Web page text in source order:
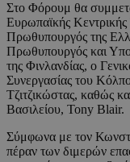
Στο Φόρουμ θα
Ευρωπαϊκής
Πρωθυπουργός της
Πρωθυπουργός και
της Φινλανδίας, ο
Συνεργασίας του
Τζιτζικώστας, καθώς
Βασιλείου, Tony Blair.
Σύμφωνα με τον
πέραν των διμερών